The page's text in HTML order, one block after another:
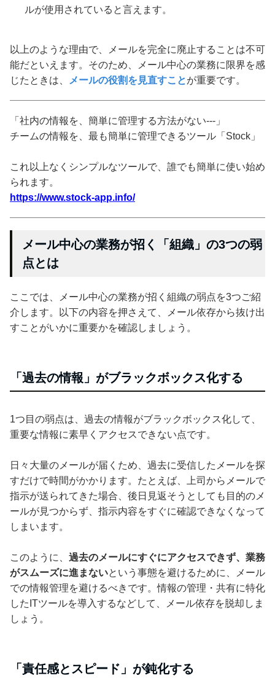
ルが使用されていると言えます。
以上のような理由で、メールを完全に廃止することは不可
能だといえます。そのため、メール中心の業務に限界を感
じたときは、
メールの役割を見直すことが重要です。
「社内の情報を、簡単に管理する方法がない---」
チームの情報を、最も簡単に管理できるツール「Stock」
これ以上なくシンプルなツールで、誰でも簡単に使い始め
られます。
https://www.stock-app.info/
メール中心の業務が招く「組織」の3つの弱
点とは
ここでは、メール中心の業務が招く組織の弱点を3つご紹
介します。以下の内容を押さえて、メール依存から抜け出
すことがいかに重要かを確認しましょう。
「過去の情報」がブラックボックス化する
1つ目の弱点は、過去の情報がブラックボックス化して、
重要な情報に素早くアクセスできない点です。
日々大量のメールが届くため、過去に受信したメールを探
すだけで時間がかかります。たとえば、上司からメールで
指示が送られてきた場合、後日見返そうとしても目的のメ
ールが見つからず、指示内容をすぐに確認できなくなって
しまいます。
このように、 過去のメールにすぐにアクセスできず、業務
がスムーズに進まないという事態を避けるために、メール
での情報管理を避けるべきです。情報の管理・共有に特化
したITツールを導入するなどして、メール依存を脱却しま
しょう。
「責任感とスピード」が鈍化する